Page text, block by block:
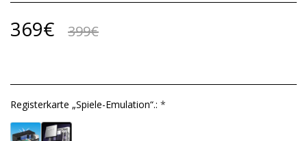
369€ 399€
Registerkarte „Spiele-Emulation“.: *